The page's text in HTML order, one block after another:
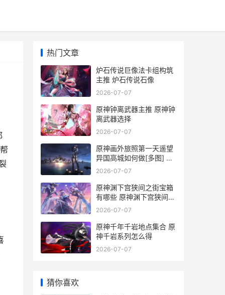
热门文章
炉石传说巨像法卡组构筑
主推 炉石传说石像
2026-07-07
原神钟离武器主推 原神钟
离武器选择
2026-07-07
原神画外旅照第一天遥望
异国高城如何做[多图] 原
神旅行者画
2026-07-07
原神渊下宫狭间之街宝箱
有哪些 原神渊下宫狭间之
街密室钥匙怎么获得
2026-07-07
原神千年千岩地点集合 原
神千岩系列怎么得
2026-07-07
猜你喜欢